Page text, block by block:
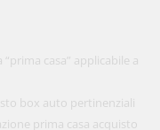
casa” applicabile a
box auto pertinenziali
prima casa acquisto